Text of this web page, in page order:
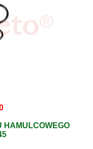
HAMULCOWEGO